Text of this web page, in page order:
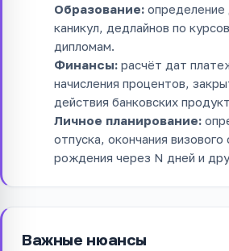
Образование: определение
каникул, дедлайнов по
дипломам.
Финансы: расчёт дат
начисления процентов,
действия банковских
Личное планирование:
отпуска, окончания визового
рождения через N дней и
Важные нюансы